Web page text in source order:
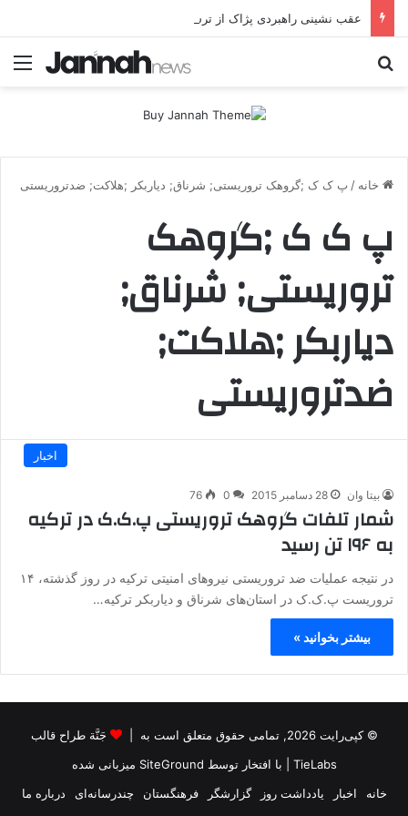
عقب نشینی راهبردی پژاک از ترس حملات پهپادی موشکی ایران
خانه / پ ک ک ;گروهک تروریستی; شرناق; دیاربکر ;هلاکت; ضدتروریستی
پ ک ک ;گروهک
تروریستی; شرناق;
دیاربکر ;هلاکت;
ضدتروریستی
اخبار
بیتا وان 28 دسامبر 2015 0
76
شمار تلفات گروهک تروریستی پ.ک.ک در ترکیه
به ۱۹۶ تن رسید
در نتیجه عملیات ضد تروریستی نیروهای امنیتی ترکیه در روز گذشته، ۱۴
تروریست پ.ک.ک در استان‌های شرناق و دیاربکر ترکیه…
بیشتر بخوانید »
© کپی‌رایت 2026, تمامی حقوق متعلق است به |
جَنَّة طراح قالب
TieLabs | با افتخار توسط SiteGround میزبانی شده
خانه
اخبار یادداشت روز گزارشگر فرهنگستان چندرسانه‌ای
درباره ما